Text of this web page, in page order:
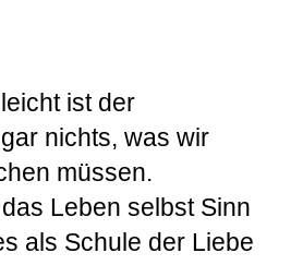
ist der
nichts, was wir
müssen.
Leben selbst Sinn
als Schule der Liebe